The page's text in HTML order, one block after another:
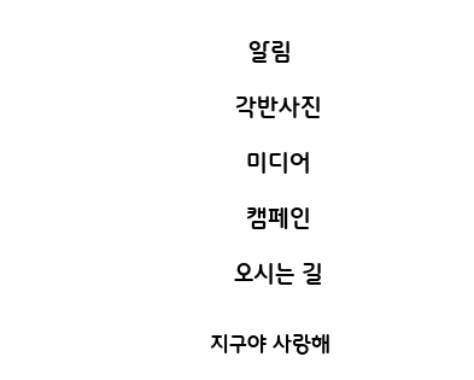
알림
안내사항
교실환경
식단표
각반사진
소망가득C
사랑가득C
기쁨가득
지혜가득C
미디어
새하늘 활동
우리들의 행사
부모멘토 정쑥쌤
캠페인
극복해요 코로나
지구야 사랑해
오시는 길